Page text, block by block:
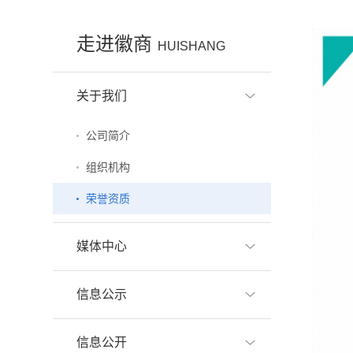
走进徽商 HUISHANG
关于我们
公司简介
组织机构
荣誉资质
媒体中心
信息公示
信息公开